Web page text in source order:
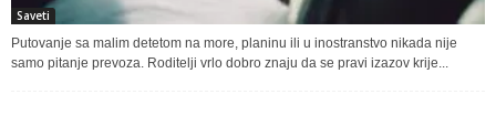
Saveti
Putovanje sa malim detetom na more, planinu ili u inostranstvo nikada nije
samo pitanje prevoza. Roditelji vrlo dobro znaju da se pravi izazov krije...